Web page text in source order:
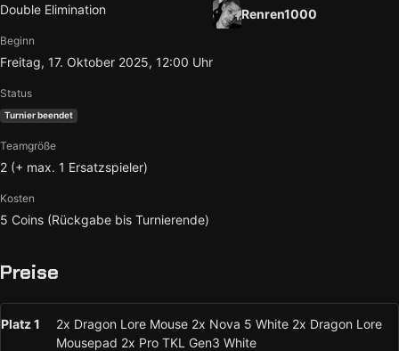
Double Elimination
Beginn
Freitag, 17. Oktober 2025, 12:00 Uhr
Status
Turnier beendet
Teamgröße
2 (+ max. 1 Ersatzspieler)
Kosten
5 Coins (Rückgabe bis Turnierende)
Renren1000
Preise
Platz 1
2x Dragon Lore Mouse 2x Nova 5 White 2x Dragon Lore
Mousepad 2x Pro TKL Gen3 White